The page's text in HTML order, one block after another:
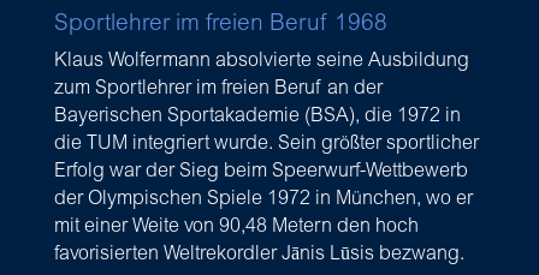
Sportlehrer im freien Beruf 1968
Klaus Wolfermann absolvierte seine Ausbildung
zum Sportlehrer im freien Beruf an der
Bayerischen Sportakademie (BSA), die 1972 in
die TUM integriert wurde. Sein größter sportlicher
Erfolg war der Sieg beim Speerwurf-Wettbewerb
der Olympischen Spiele 1972 in München, wo er
mit einer Weite von 90,48 Metern den hoch
favorisierten Weltrekordler Jānis Lūsis bezwang.